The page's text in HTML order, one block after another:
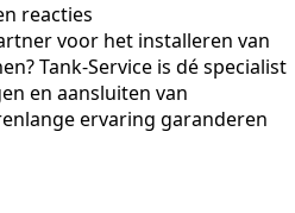
reacties
voor het installeren van
Tank-Service is dé specialist
en aansluiten van
ervaring garanderen